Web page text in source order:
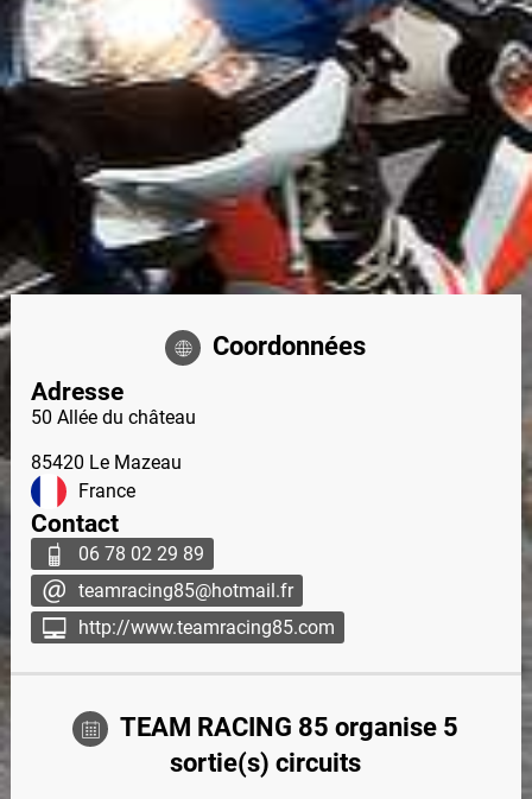
Coordonnées
Adresse
50 Allée du château
85420 Le Mazeau
France
Contact
06 78 02 29 89
teamracing85@hotmail.fr
http://www.teamracing85.com
TEAM RACING 85 organise 5
sortie(s) circuits